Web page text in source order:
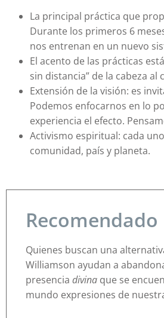
La principal práctica que
Durante los primeros 6
nos entrenan en un nuevo
El acento de las prácticas
sin distancia” de la cabeza
Extensión de la visión: es
Podemos enfocarnos en lo
experiencia el efecto.
Activismo espiritual: cada
comunidad, país y planeta.
Recomendado
Quienes buscan una
Williamson ayudan a
presencia divina que se
mundo expresiones de